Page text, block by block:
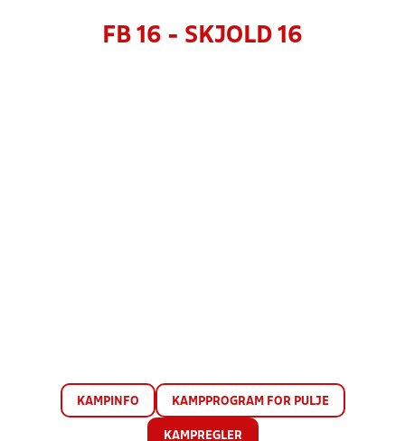
FB 16 - SKJOLD 16
KAMPINFO KAMPPROGRAM FOR PULJE
KAMPREGLER